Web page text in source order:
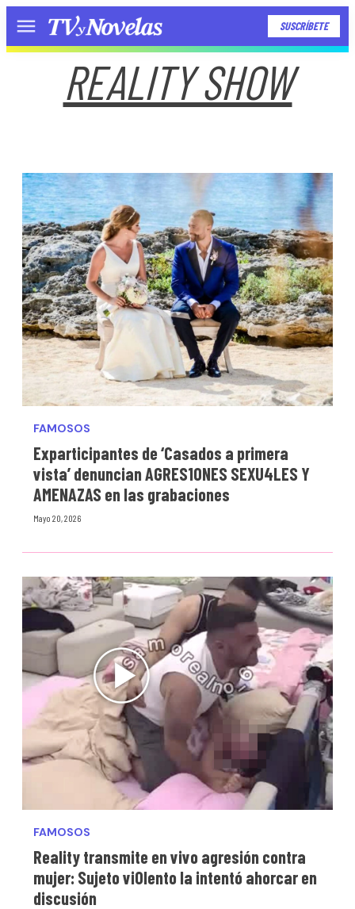
Menú SUSCRÍBETE
REALITY SHOW
FAMOSOS
Exparticipantes de ‘Casados a primera
vista’ denuncian AGRES1ONES SEXU4LES Y
AMENAZAS en las grabaciones
Mayo 20, 2026
FAMOSOS
Reality transmite en vivo agresión contra
mujer: Sujeto vi0lento la intentó ahorcar en
discusión